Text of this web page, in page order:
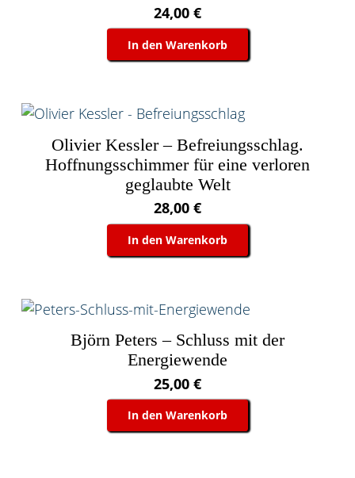
24,00 €
In den Warenkorb
Olivier Kessler – Befreiungsschlag.
Hoffnungsschimmer für eine verloren
geglaubte Welt
28,00 €
In den Warenkorb
Björn Peters – Schluss mit der
Energiewende
25,00 €
In den Warenkorb